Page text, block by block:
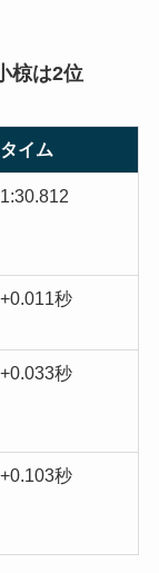
椋は2位
タイム
1:30.812
+0.011秒
+0.033秒
+0.103秒